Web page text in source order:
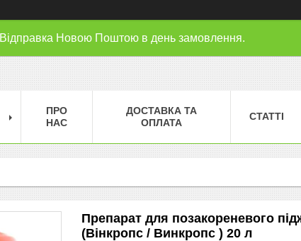
Відправка Новою Поштою в день замовлення.
ПРО
НАС
ДОСТАВКА ТА
ОПЛАТА
СТАТТІ
Препарат для позакореневого
(Вінкропс / Винкропс ) 20 л